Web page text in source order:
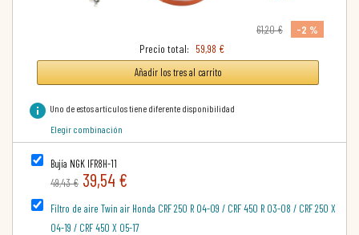
61,20 €
-2 %
Precio total: 59,98 €
Añadir los tres al carrito
info Uno de estos artículos tiene diferente disponibilidad
Elegir combinación
Bujía NGK IFR8H-11
49,43 € 39,54 €
Filtro de aire Twin air Honda CRF 250 R 04-09 / CRF 450 R 03-08 / CRF 250 X
04-19 / CRF 450 X 05-17